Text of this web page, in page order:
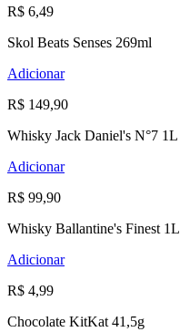
R$ 6,49
Skol Beats Senses 269ml
Adicionar
R$ 149,90
Whisky Jack Daniel's N°7 1L
Adicionar
R$ 99,90
Whisky Ballantine's Finest 1L
Adicionar
R$ 4,99
Chocolate KitKat 41,5g